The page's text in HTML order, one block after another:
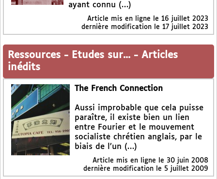
ayant connu (…)
Article mis en ligne le 16 juillet 2023
dernière modification le 17 juillet 2023
Ressources - Etudes sur... - Articles
inédits
The French Connection
Aussi improbable que cela puisse
paraître, il existe bien un lien
entre Fourier et le mouvement
socialiste chrétien anglais, par le
biais de l’un (…)
Article mis en ligne le 30 juin 2008
dernière modification le 5 juillet 2009